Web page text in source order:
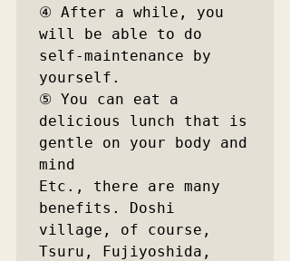
④ After a while, you
will be able to do
self-maintenance by
yourself.
⑤ You can eat a
delicious lunch that is
gentle on your body and
mind
Etc., there are many
benefits. Doshi
village, of course,
Tsuru, Fujiyoshida,